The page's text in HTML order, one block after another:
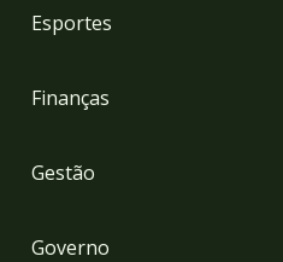
Esportes
Finanças
Gestão
Governo